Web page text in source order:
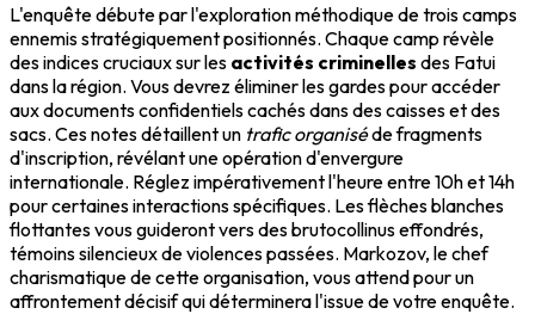
L'enquête débute par l'exploration méthodique de trois camps
ennemis stratégiquement positionnés. Chaque camp révèle
des indices cruciaux sur les activités criminelles des Fatui
dans la région. Vous devrez éliminer les gardes pour accéder
aux documents confidentiels cachés dans des caisses et des
sacs. Ces notes détaillent un trafic organiséde fragments
d'inscription, révélant une opération d'envergure
internationale. Réglez impérativement l'heure entre 10h et 14h
pour certaines interactions spécifiques. Les flèches blanches
flottantes vous guideront vers des brutocollinus effondrés,
témoins silencieux de violences passées. Markozov, le chef
charismatique de cette organisation, vous attend pour un
affrontement décisif qui déterminera l'issue de votre enquête.